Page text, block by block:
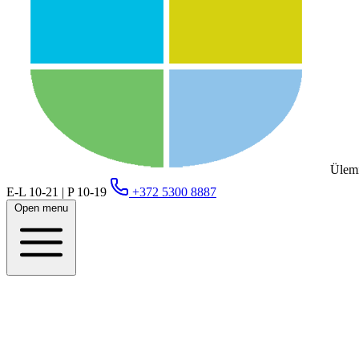
E-L 10-21 | P 10-19
+372 5300 8887
Open menu